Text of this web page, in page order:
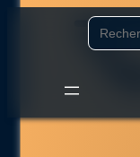
Search
for:
Accueil/Boutique/